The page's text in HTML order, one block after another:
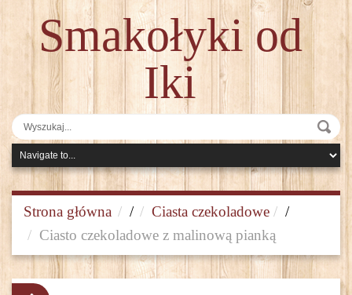
Smakołyki od
Iki
Strona główna / Ciasta czekoladowe
/
Ciasto czekoladowe z malinową pianką